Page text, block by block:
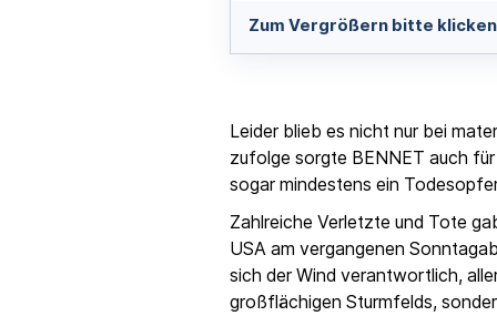
Zum Vergrößern bitte klicken
Leider blieb es nicht nur bei
zufolge sorgte BENNET auch
sogar mindestens ein
Zahlreiche Verletzte und Tote
USA am vergangenen
sich der Wind verantwortlich,
großflächigen Sturmfelds,